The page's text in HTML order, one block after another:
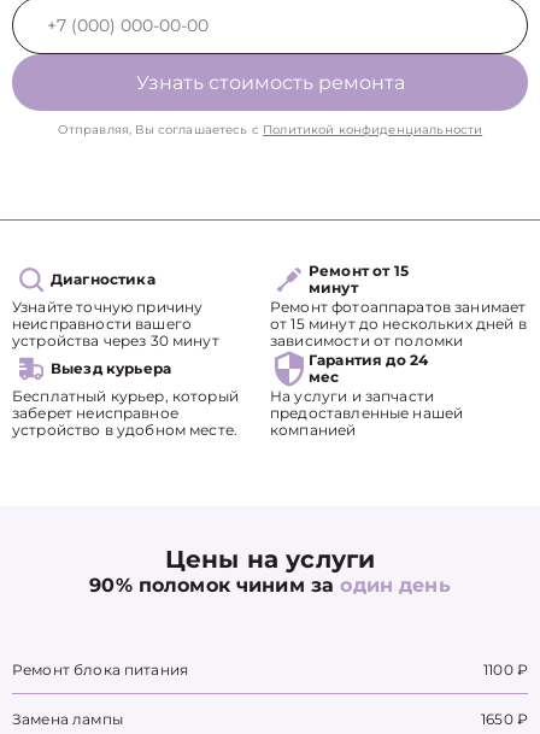
Узнать стоимость ремонта
Отправляя, Вы соглашаетесь с Политикой конфиденциальности
Диагностика
Узнайте точную причину
неисправности вашего
устройства через 30 минут
Ремонт от 15
минут
Ремонт фотоаппаратов занимает
от 15 минут до нескольких дней в
зависимости от поломки
Выезд курьера
Бесплатный курьер, который
заберет неисправное
устройство в удобном месте.
Гарантия до 24
мес
На услуги и запчасти
предоставленные нашей
компанией
Цены на услуги
90% поломок чиним заодин день
Ремонт блока питания 1100 ₽
Замена лампы 1650 ₽